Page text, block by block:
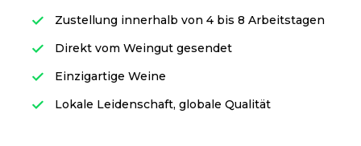
Zustellung innerhalb von 4 bis 8 Arbeitstagen
Direkt vom Weingut gesendet
Einzigartige Weine
Lokale Leidenschaft, globale Qualität